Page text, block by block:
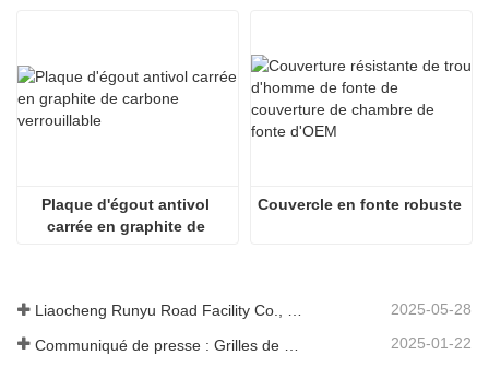
Plaque d'égout antivol
carrée en graphite de
Couvercle en fonte robuste
Liaocheng Runyu Road Facility Co., Ltd. : un fabricant fiable de couvercles de regards pour des infrastructures urbaines plus sûres 2025-05-28
2025-01-22